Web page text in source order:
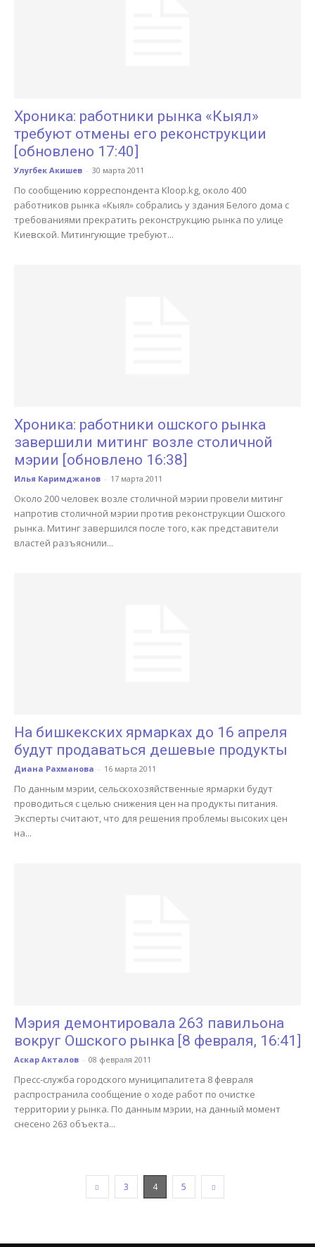
Хроника: работники рынка «Кыял»
требуют отмены его реконструкции
[обновлено 17:40]
Улугбек Акишев - 30 марта 2011
По сообщению корреспондента Kloop.kg, около 400
работников рынка «Кыял» собрались у здания Белого дома с
требованиями прекратить реконструкцию рынка по улице
Киевской. Митингующие требуют...
Хроника: работники ошского рынка
завершили митинг возле столичной
мэрии [обновлено 16:38]
Илья Каримджанов - 17 марта 2011
Около 200 человек возле столичной мэрии провели митинг
напротив столичной мэрии против реконструкции Ошского
рынка. Митинг завершился после того, как представители
властей разъяснили...
На бишкекских ярмарках до 16 апреля
будут продаваться дешевые продукты
Диана Рахманова - 16 марта 2011
По данным мэрии, сельскохозяйственные ярмарки будут
проводиться с целью снижения цен на продукты питания.
Эксперты считают, что для решения проблемы высоких цен
на...
Мэрия демонтировала 263 павильона
вокруг Ошского рынка [8 февраля, 16:41]
Аскар Акталов - 08 февраля 2011
Пресс-служба городского муниципалитета 8 февраля
распространила сообщение о ходе работ по очистке
территории у рынка. По данным мэрии, на данный момент
снесено 263 объекта...
3 4 5